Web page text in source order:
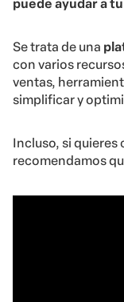
puede ayudar a
Se trata de una
con varios
ventas,
simplificar y
Incluso, si quieres
recomendamos